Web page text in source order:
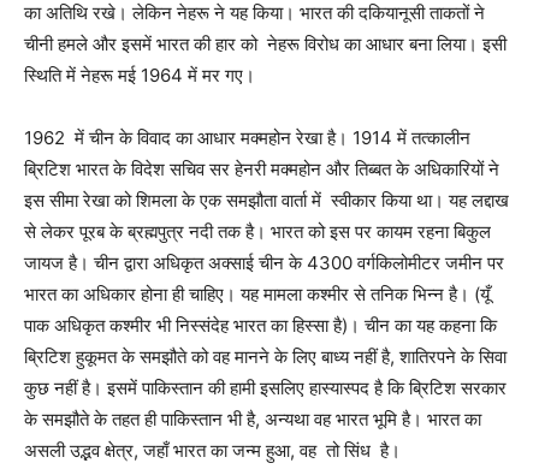
का अतिथि रखे। लेकिन नेहरू ने यह किया। भारत की दकियानूसी ताकतों ने
चीनी हमले और इसमें भारत की हार को नेहरू विरोध का आधार बना लिया। इसी
स्थिति में नेहरू मई 1964 में मर गए।
1962 में चीन के विवाद का आधार मक्महोन रेखा है। 1914 में तत्कालीन
ब्रिटिश भारत के विदेश सचिव सर हेनरी मक्महोन और तिब्बत के अधिकारियों ने
इस सीमा रेखा को शिमला के एक समझौता वार्ता में स्वीकार किया था। यह लद्दाख
से लेकर पूरब के ब्रह्मपुत्र नदी तक है। भारत को इस पर कायम रहना बिकुल
जायज है। चीन द्वारा अधिकृत अक्साई चीन के 4300 वर्गकिलोमीटर जमीन पर
भारत का अधिकार होना ही चाहिए। यह मामला कश्मीर से तनिक भिन्न है। (यूँ
पाक अधिकृत कश्मीर भी निस्संदेह भारत का हिस्सा है)। चीन का यह कहना कि
ब्रिटिश हुकूमत के समझौते को वह मानने के लिए बाध्य नहीं है, शातिरपने के सिवा
कुछ नहीं है। इसमें पाकिस्तान की हामी इसलिए हास्यास्पद है कि ब्रिटिश सरकार
के समझौते के तहत ही पाकिस्तान भी है, अन्यथा वह भारत भूमि है। भारत का
असली उद्भव क्षेत्र, जहाँ भारत का जन्म हुआ, वह तो सिंध है।